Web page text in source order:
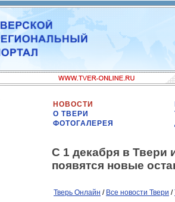
НОВОСТИ
О ТВЕРИ
ФОТОГАЛЕРЕЯ
С 1 декабря в Твери
появятся новые
Тверь Онлайн / Все новости Твери /